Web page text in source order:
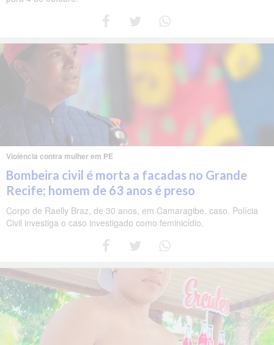
Violência contra mulher em PE
Bombeira civil é morta a facadas no Grande
Recife; homem de 63 anos é preso
Corpo de Raelly Braz, de 30 anos, em Camaragibe. caso. Polícia
Civil investiga o caso investigado como feminicídio.